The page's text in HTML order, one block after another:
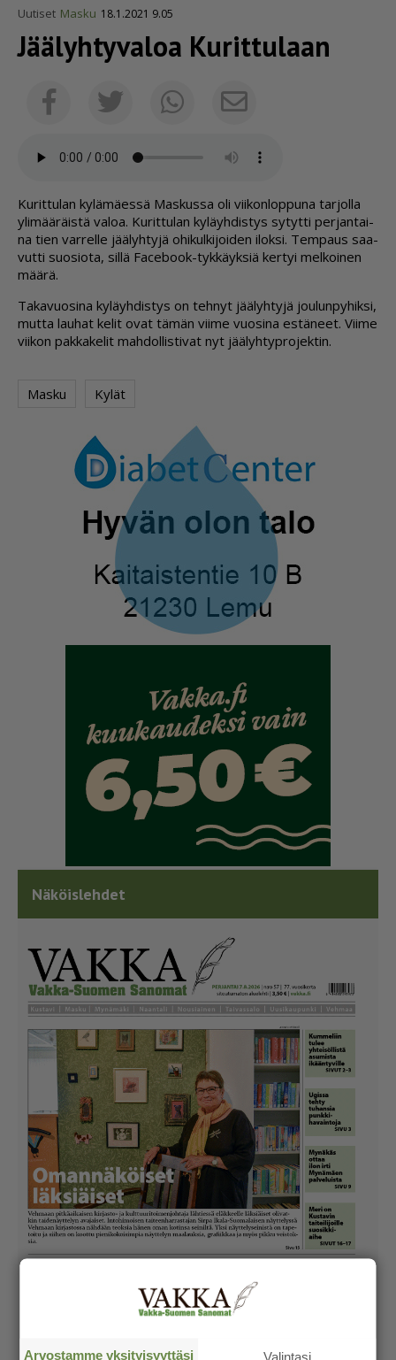
Uutiset Masku 18.1.2021 9.05
Jäälyhtyvaloa Kurittulaan
FacebookTwitterWhatsappSähköposti
Ku­rit­tu­lan ky­lä­mä­es­sä Mas­kus­sa oli vii­kon­lop­pu­na tar­jol­la
yli­mää­räis­tä va­loa. Ku­rit­tu­lan ky­läyh­dis­tys sy­tyt­ti per­jan­tai­
na tien var­rel­le jää­lyh­ty­jä ohi­kul­ki­joi­den ilok­si. Tem­paus saa­
vut­ti suo­si­o­ta, sil­lä Fa­ce­book-tyk­käyk­siä ker­tyi mel­koi­nen
mää­rä.
Ta­ka­vuo­si­na ky­läyh­dis­tys on teh­nyt jää­lyh­ty­jä jou­lun­py­hik­si,
mut­ta lau­hat ke­lit ovat tä­män vii­me vuo­si­na es­tä­neet. Vii­me
vii­kon pak­ka­ke­lit mah­dol­lis­ti­vat nyt jää­lyh­typ­ro­jek­tin.
Masku Kylät
Näköislehdet
Arvostamme yksityisyyttäsi Valintasi